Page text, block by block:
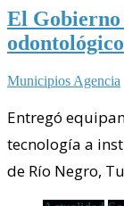
El Gobierno
Municipios Agencia
Entregó
tecnología a
de Río Negro,